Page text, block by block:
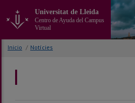
contenido
Universitat de Lleida
Centro de Ayuda del Campus
Virtual
Inicio / Notícies